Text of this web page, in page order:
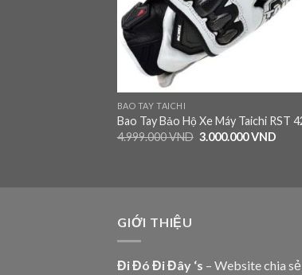
BAO TAY TAICHI
Bao Tay Bảo Hộ Xe Máy Taichi RST
4.999.000VND 3.000.000VND
GIỚI THIỆU
Đi Đó Đi Đây ‘s – Website chia sẻ